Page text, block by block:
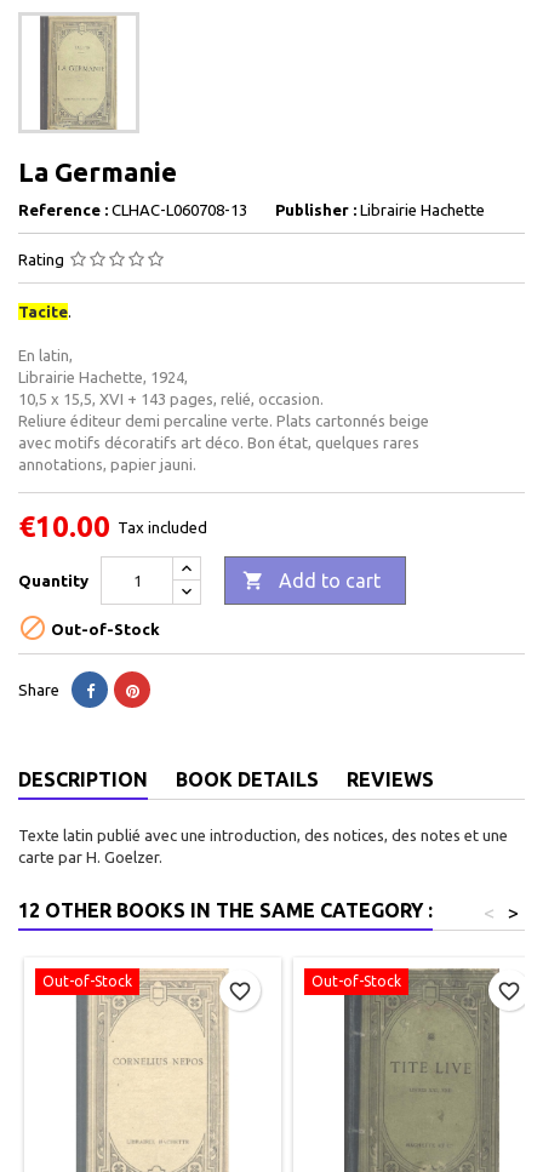
La Germanie
Reference : CLHAC-L060708-13 Publisher : Librairie Hachette
Rating
Tacite.
En latin,
Librairie Hachette, 1924,
10,5 x 15,5, XVI + 143 pages, relié, occasion.
Reliure éditeur demi percaline verte. Plats cartonnés beige
avec motifs décoratifs art déco. Bon état, quelques rares
annotations, papier jauni.
€10.00 Tax included
Quantity  Add to cart
 Out-of-Stock
Share
DESCRIPTION BOOK DETAILS REVIEWS
Texte latin publié avec une introduction, des notices, des notes et une
carte par H. Goelzer.
12 OTHER BOOKS IN THE SAME CATEGORY : >
<
Out-of-Stock favorite_border Out-of-Stock favorite_border